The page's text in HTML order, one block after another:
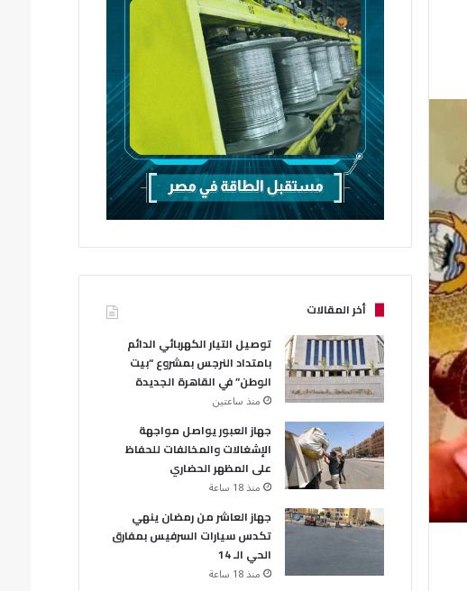
أخر المقالات
توصيل التيار الكهربائي الدائم
بامتداد النرجس بمشروع “بيت
الوطن” في القاهرة الجديدة
منذ ساعتين
جهاز العبور يواصل مواجهة
الإشغالات والمخالفات للحفاظ
على المظهر الحضاري
منذ 18 ساعة
جهاز العاشر من رمضان ينهي
تكدس سيارات السرفيس بمفارق
الحي الـ 14
منذ 18 ساعة